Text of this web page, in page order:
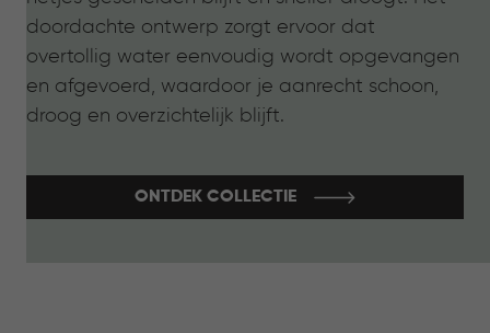
doordachte ontwerp zorgt ervoor dat
overtollig water eenvoudig wordt opgevangen
en afgevoerd, waardoor je aanrecht schoon,
droog en overzichtelijk blijft.
ONTDEK COLLECTIE